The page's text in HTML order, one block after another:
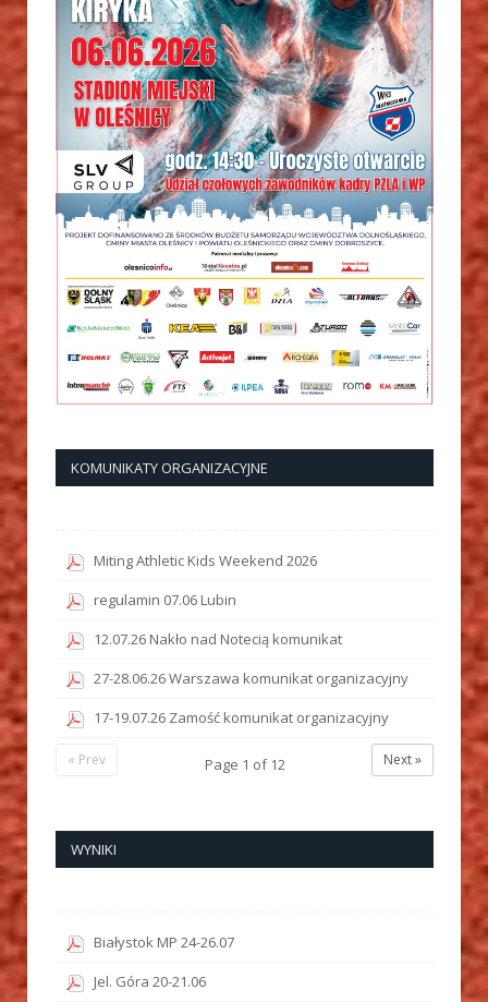
KOMUNIKATY ORGANIZACYJNE
Miting Athletic Kids Weekend 2026
regulamin 07.06 Lubin
12.07.26 Nakło nad Notecią komunikat
27-28.06.26 Warszawa komunikat organizacyjny
17-19.07.26 Zamość komunikat organizacyjny
Next »
Page 1 of12
« Prev
WYNIKI
Białystok MP 24-26.07
Jel. Góra 20-21.06